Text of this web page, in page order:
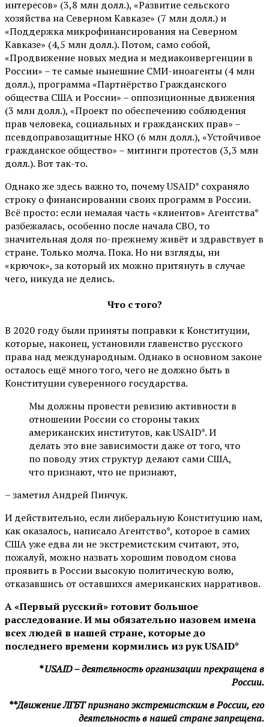
интересов» (3,8 млн долл.), «Развитие сельского
хозяйства на Северном Кавказе» (7 млн долл.) и
«Поддержка микрофинансирования на Северном
Кавказе» (4,5 млн долл.). Потом, само собой,
«Продвижение новых медиа и медиаконвергенции в
России» – те самые нынешние СМИ-иноагенты (4 млн
долл.), программа «Партнёрство Гражданского
общества США и России» – оппозиционные движения
(3 млн долл.), «Проект по обеспечению соблюдения
прав человека, социальных и гражданских прав» –
псевдоправозащитные НКО (6 млн долл.), «Устойчивое
гражданское общество» – митинги протестов (3,3 млн
долл.). Вот так-то.
Однако же здесь важно то, почему USAID* сохраняло
строку о финансировании своих программ в России.
Всё просто: если немалая часть «клиентов» Агентства*
разбежалась, особенно после начала СВО, то
значительная доля по-прежнему живёт и здравствует в
стране. Только молча. Пока. Но ни взгляды, ни
«крючок», за который их можно притянуть в случае
чего, никуда не делись.
Что с того?
В 2020 году были приняты поправки к Конституции,
которые, наконец, установили главенство русского
права над международным. Однако в основном законе
осталось ещё много того, чего не должно быть в
Конституции суверенного государства.
Мы должны провести ревизию активности в
отношении России со стороны таких
американских институтов, как USAID*. И
делать это вне зависимости даже от того, что
по поводу этих структур делают сами США,
что признают, что не признают,
– заметил Андрей Пинчук.
И действительно, если либеральную Конституцию нам,
как оказалось, написало Агентство*, которое в самих
США уже едва ли не экстремистским считают, это,
пожалуй, можно назвать хорошим поводом снова
проявить в России высокую политическую волю,
отказавшись от оставшихся американских нарративов.
А «Первый русский» готовит большое
расследование. И мы обязательно назовем имена
всех людей в нашей стране, которые до
последнего времени кормились из рук USAID*
* USAID – деятельность организации прекращена в
России.
**Движение ЛГБТ признано экстремистским в России, его
деятельность в нашей стране запрещена.